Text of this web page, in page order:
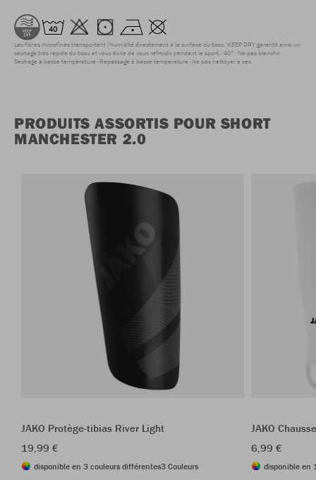
Les fibres microfines transportent l'humidité directement à la surface du tissu. KEEP DRY garantit ainsi un
séchage très rapide du tissu et vous évite de vous refroidir pendant le sport. 40° Ne pas blanchir
Séchage à basse température Repassage à basse température Ne pas nettoyer à sec
PRODUITS ASSORTIS POUR SHORT
MANCHESTER 2.0
JAKO Protège-tibias River Light
19,99 €
disponible en 3 couleurs différentes3 Couleurs
JAKO
6,99 €
disponible en